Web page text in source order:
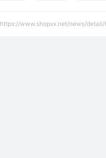
https://www.shopxx.net/news/